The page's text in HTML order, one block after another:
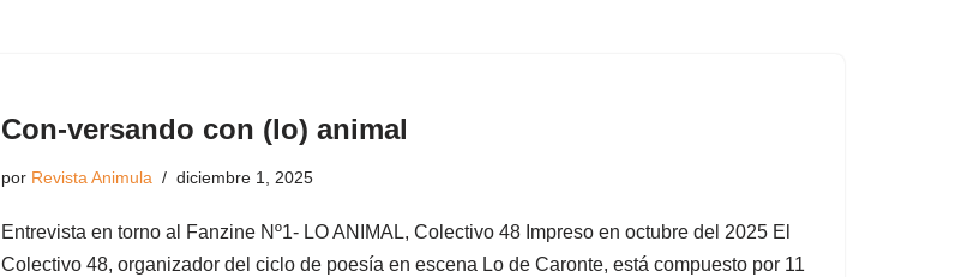
Con-versando con (lo) animal
por Revista Animula diciembre 1, 2025
Entrevista en torno al Fanzine Nº1- LO ANIMAL, Colectivo 48 Impreso en octubre del 2025 El
Colectivo 48, organizador del ciclo de poesía en escena Lo de Caronte, está compuesto por 11